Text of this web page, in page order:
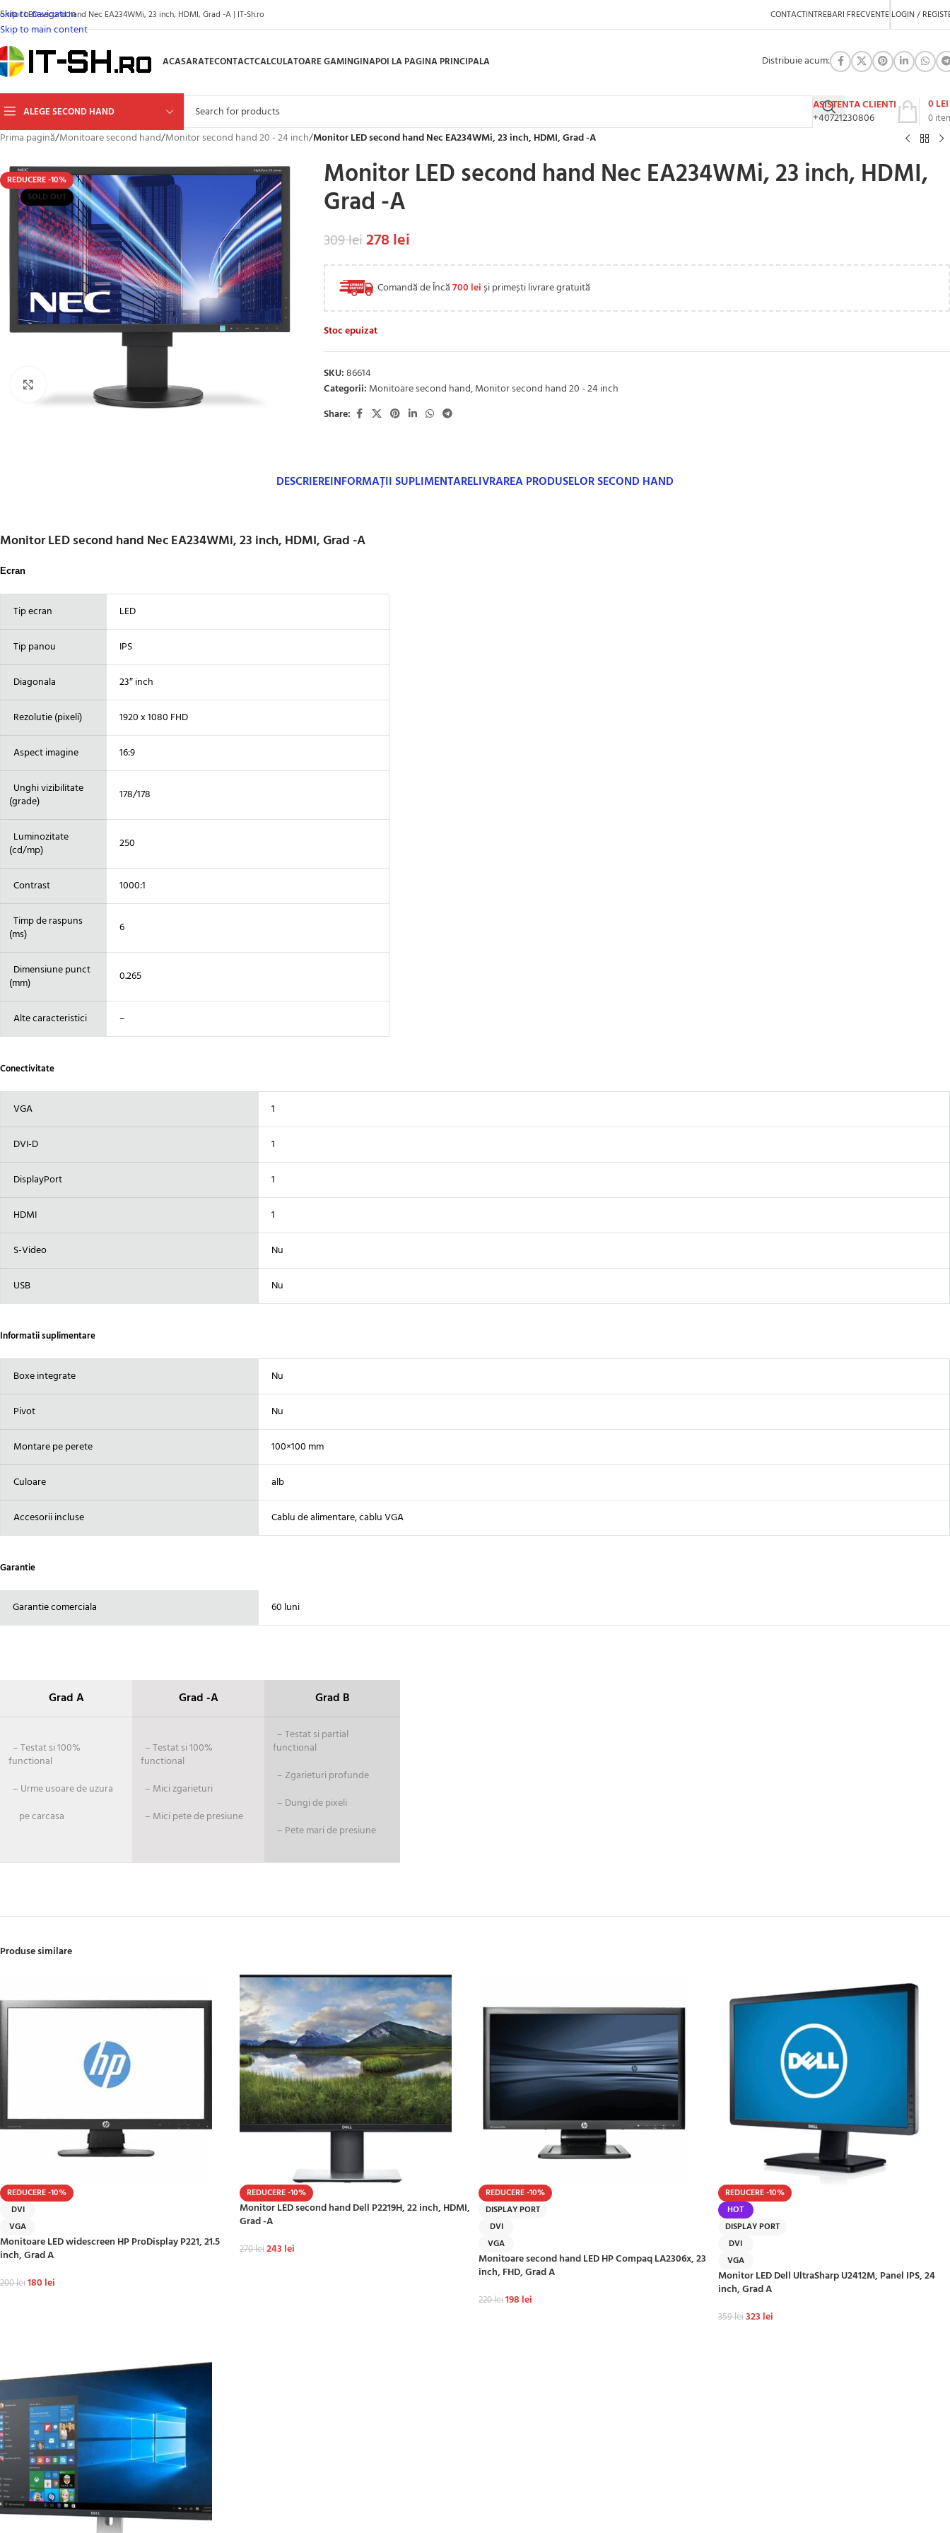
Skip to navigation
Skip to main content
LED second hand Nec EA234WMi, 23 inch, HDMI, Grad -A | IT-Sh.ro CONTACTINTREBARI FRECVENTE LOGIN /
ACASARATECONTACTCALCULATOARE GAMINGINAPOI LA PAGINA PRINCIPALA Distribuie acum:
ALEGE SECOND HAND
ASISTENTA CLIENTI
+40721230806
0
0 LEI
Prima pagină/Monitoare second hand/Monitor second hand 20 - 24 inch/Monitor LED second hand Nec EA234WMi, 23 inch, HDMI, Grad -A
REDUCERE -10%
SOLD OUT
Click to enlarge
Monitor LED second hand Nec EA234WMi, 23 inch, HDMI,
Grad -A
309lei278 lei
Comandă de Încă700 leiși primești livrare gratuită
Stoc epuizat
SKU:86614
Categorii: Monitoare second hand,Monitor second hand 20 - 24 inch
Share:
DESCRIEREINFORMAȚII SUPLIMENTARELIVRAREA PRODUSELOR SECOND HAND
Monitor LED second hand Nec EA234WMi, 23 inch, HDMI, Grad -A
Ecran
Tip ecran LED
Tip panou IPS
Diagonala 23″ inch
Rezolutie (pixeli) 1920 x 1080 FHD
Aspect imagine 16:9
Unghi vizibilitate
(grade)
178/178
Luminozitate
(cd/mp)
250
Contrast 1000:1
Timp de raspuns
(ms)
6
Dimensiune punct
(mm)
0.265
Alte caracteristici –
Conectivitate
VGA 1
DVI-D 1
DisplayPort 1
HDMI 1
S-Video Nu
USB Nu
Informatii suplimentare
Boxe integrate Nu
Pivot Nu
Montare pe perete 100×100 mm
Culoare alb
Accesorii incluse Cablu de alimentare, cablu VGA
Garantie
Garantie comerciala 60 luni
Grad A Grad -A Grad B
– Testat si 100%
functional
– Urme usoare de uzura
pe carcasa
– Testat si 100%
functional
– Mici zgarieturi
– Mici pete de presiune
– Testat si partial
functional
– Zgarieturi profunde
– Dungi de pixeli
– Pete mari de presiune
Produse similare
REDUCERE -10%
DVI
VGA
Monitoare LED widescreen HP ProDisplay P221, 21.5
inch, Grad A
200lei180 lei
REDUCERE -10%
Monitor LED second hand Dell P2219H, 22 inch, HDMI,
Grad -A
270lei243 lei
REDUCERE -10%
DISPLAY PORT
DVI
VGA
Monitoare second hand LED HP Compaq LA2306x, 23
inch, FHD, Grad A
220lei198 lei
REDUCERE -10%
HOT
DISPLAY PORT
DVI
VGA
Monitor LED Dell UltraSharp U2412M, Panel IPS, 24
inch, Grad A
359lei323 lei